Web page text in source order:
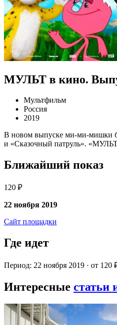
МУЛЬТ в кино.
Мультфильм
Россия
2019
В новом выпуске ми-ми-мишки
и «Сказочный патруль».
Ближайший показ
120 ₽
22 ноября 2019
Сайт площадки
Где идет
Период: 22 ноября 2019 · от 120
Интересные статьи